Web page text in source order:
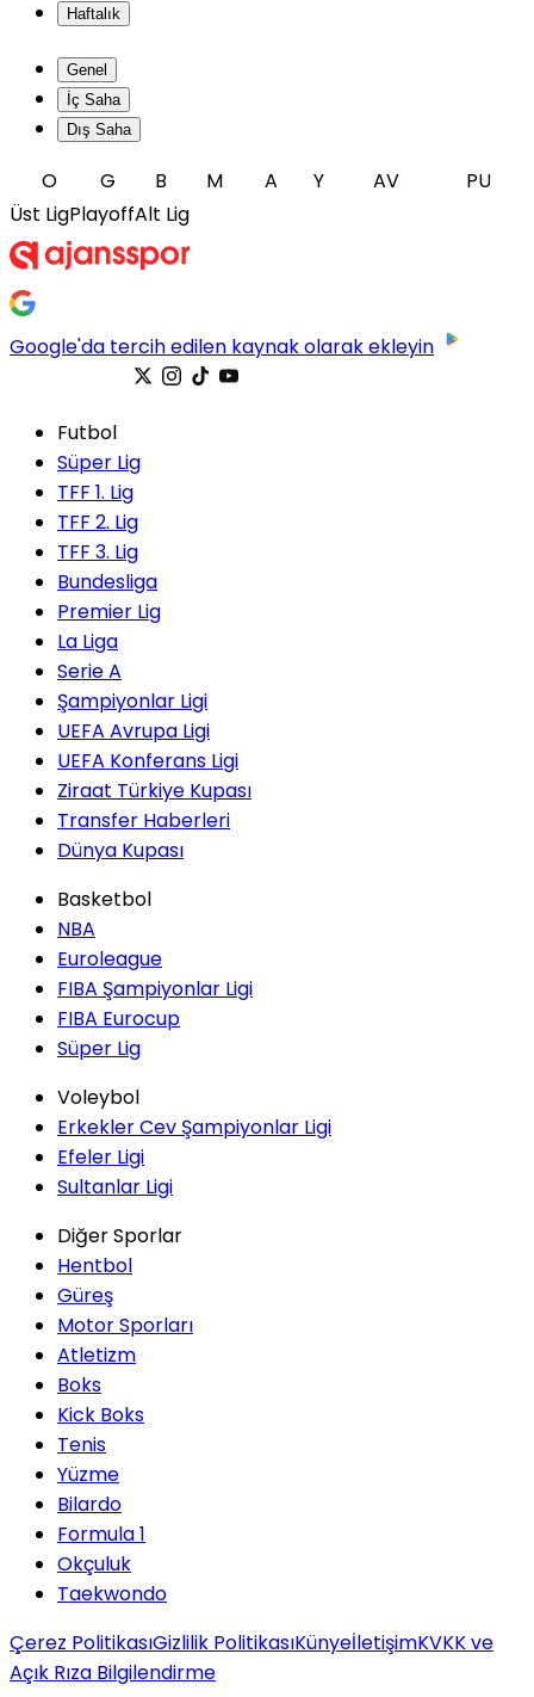
Haftalık
Genel
İç Saha
Dış Saha
O G B M A Y AV
PU
Üst LigPlayoffAlt Lig
Google'da tercih edilen kaynak olarak ekleyin
Futbol
Süper Lig
TFF 1. Lig
TFF 2. Lig
TFF 3. Lig
Bundesliga
Premier Lig
La Liga
Serie A
Şampiyonlar Ligi
UEFA Avrupa Ligi
UEFA Konferans Ligi
Ziraat Türkiye Kupası
Transfer Haberleri
Dünya Kupası
Basketbol
NBA
Euroleague
FIBA Şampiyonlar Ligi
FIBA Eurocup
Süper Lig
Voleybol
Erkekler Cev Şampiyonlar Ligi
Efeler Ligi
Sultanlar Ligi
Diğer Sporlar
Hentbol
Güreş
Motor Sporları
Atletizm
Boks
Kick Boks
Tenis
Yüzme
Bilardo
Formula 1
Okçuluk
Taekwondo
Çerez PolitikasıGizlilik PolitikasıKünyeİletişimKVKK ve
Açık Rıza Bilgilendirme